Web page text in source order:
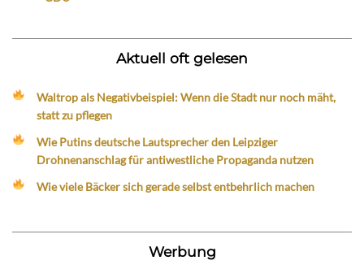
Aktuell oft gelesen
Waltrop als Negativbeispiel: Wenn die Stadt nur noch mäht,
statt zu pflegen
Wie Putins deutsche Lautsprecher den Leipziger
Drohnenanschlag für antiwestliche Propaganda nutzen
Wie viele Bäcker sich gerade selbst entbehrlich machen
Werbung